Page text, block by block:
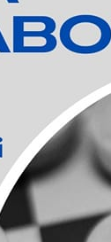
Szanujemy
cookies lub
możesz